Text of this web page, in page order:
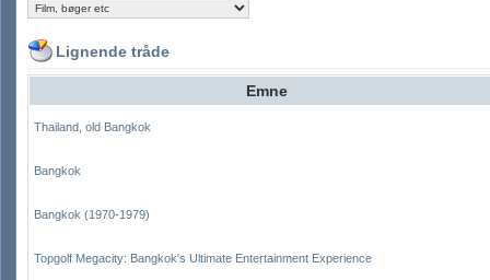
Lignende tråde
Emne
Thailand, old Bangkok
Bangkok
Bangkok (1970-1979)
Topgolf Megacity: Bangkok's Ultimate Entertainment Experience